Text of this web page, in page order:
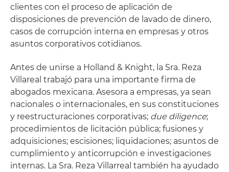
clientes con el proceso de aplicación de
disposiciones de prevención de lavado de dinero,
casos de corrupción interna en empresas y otros
asuntos corporativos cotidianos.
Antes de unirse a Holland & Knight, la Sra. Reza
Villareal trabajó para una importante firma de
abogados mexicana. Asesora a empresas, ya sean
nacionales o internacionales, en sus constituciones
y reestructuraciones corporativas; due diligence;
procedimientos de licitación pública; fusiones y
adquisiciones; escisiones; liquidaciones; asuntos de
cumplimiento y anticorrupción e investigaciones
internas. La Sra. Reza Villarreal también ha ayudado